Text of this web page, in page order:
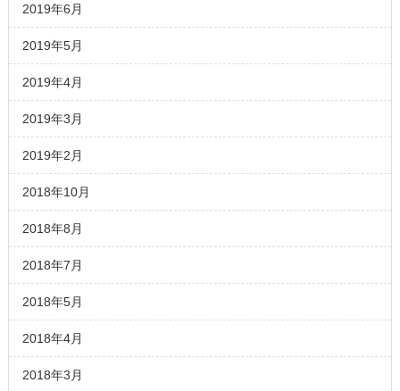
2019年6月
2019年5月
2019年4月
2019年3月
2019年2月
2018年10月
2018年8月
2018年7月
2018年5月
2018年4月
2018年3月